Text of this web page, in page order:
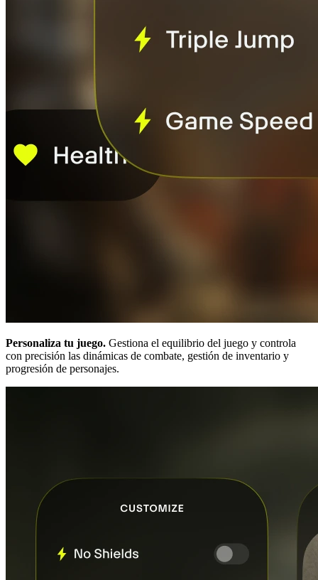
Personaliza tu juego. Gestiona el equilibrio del juego y controla
con precisión las dinámicas de combate, gestión de inventario y
progresión de personajes.